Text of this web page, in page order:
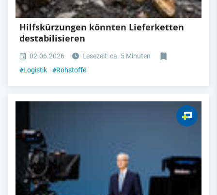
Hilfskürzungen könnten Lieferketten
destabilisieren
02.06.2026
Lesezeit: ca. 5 Minuten
#Logistik #Rohstoffe